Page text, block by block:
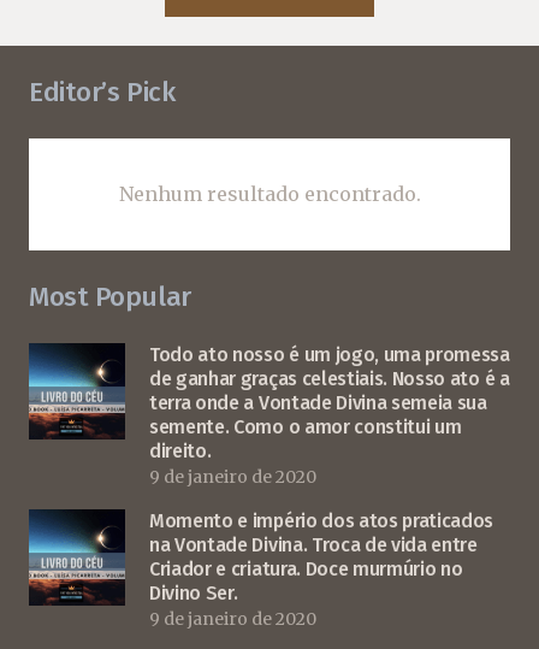
Editor’s Pick
Nenhum resultado encontrado.
Most Popular
Todo ato nosso é um jogo, uma promessa
de ganhar graças celestiais. Nosso ato é a
terra onde a Vontade Divina semeia sua
semente. Como o amor constitui um
direito.
9 de janeiro de 2020
Momento e império dos atos praticados
na Vontade Divina. Troca de vida entre
Criador e criatura. Doce murmúrio no
Divino Ser.
9 de janeiro de 2020